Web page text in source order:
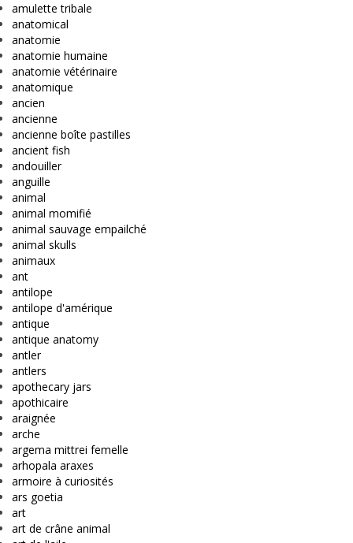
amulette tribale
anatomical
anatomie
anatomie humaine
anatomie vétérinaire
anatomique
ancien
ancienne
ancienne boîte pastilles
ancient fish
andouiller
anguille
animal
animal momifié
animal sauvage empailché
animal skulls
animaux
ant
antilope
antilope d'amérique
antique
antique anatomy
antler
antlers
apothecary jars
apothicaire
araignée
arche
argema mittrei femelle
arhopala araxes
armoire à curiosités
ars goetia
art
art de crâne animal